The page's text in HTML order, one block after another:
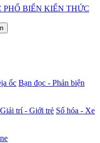
PHỔ BIẾN KIẾN THỨC
ốc Bạn đọc - Phản biện
Giải trí - Giới trẻ Số hóa - Xe